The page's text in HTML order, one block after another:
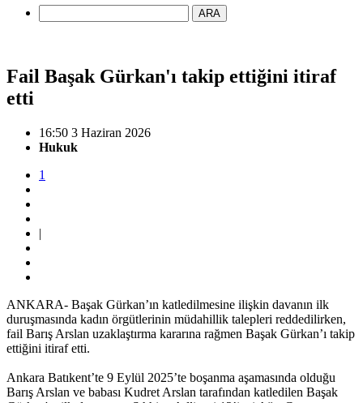
ARA
Fail Başak Gürkan'ı takip ettiğini itiraf
etti
16:50 3 Haziran 2026
Hukuk
1
|
ANKARA- Başak Gürkan’ın katledilmesine ilişkin davanın ilk
duruşmasında kadın örgütlerinin müdahillik talepleri reddedilirken,
fail Barış Arslan uzaklaştırma kararına rağmen Başak Gürkan’ı takip
ettiğini itiraf etti.
Ankara Batıkent’te 9 Eylül 2025’te boşanma aşamasında olduğu
Barış Arslan ve babası Kudret Arslan tarafından katledilen Başak